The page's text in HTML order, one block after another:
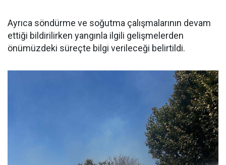
Ayrıca söndürme ve soğutma çalışmalarının devam
ettiği bildirilirken yangınla ilgili gelişmelerden
önümüzdeki süreçte bilgi verileceği belirtildi.